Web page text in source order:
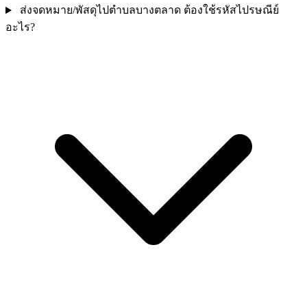
ส่งจดหมาย/พัสดุไปตำบลบางตลาด ต้องใช้รหัสไปรษณีย์
อะไร?